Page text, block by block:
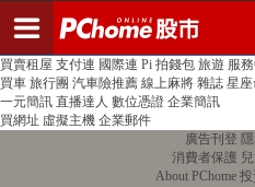
PChome首頁 線上購物 24h購物 書店
買賣租屋 支付連 國際連 Pi 拍錢包 旅遊 服
買車 旅行團 汽車險推薦 線上麻將 雜誌 星座
一元簡訊 直播達人 數位憑證 企業簡訊
買網址 虛擬主機 企業郵件
廣告刊登
消費者保護
About PChome 投